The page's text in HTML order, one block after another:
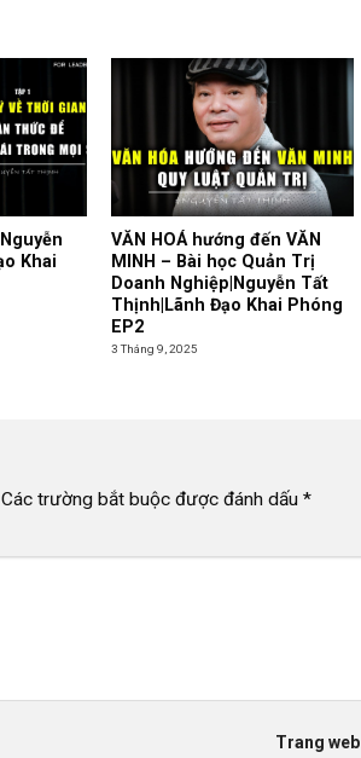
Khai
VĂN HOÁ hướng đến VĂN
MINH – Bài học Quản Trị
Doanh Nghiệp|Nguyễn Tất
Thịnh|Lãnh Đạo Khai Phóng
EP2
3 Tháng 9, 2025
Các trường bắt buộc được đánh dấu *
Trang web